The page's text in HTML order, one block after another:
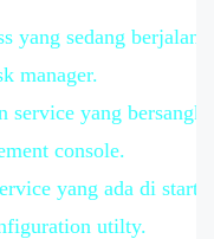
yang sedang berjalan
manager.
yang
console.
yang ada di
utilty.